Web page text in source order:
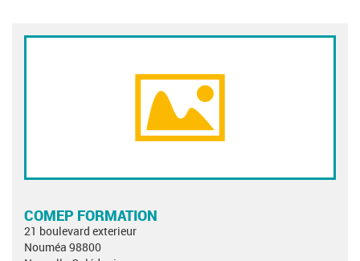
COMEP FORMATION
21 boulevard exterieur
Nouméa 98800